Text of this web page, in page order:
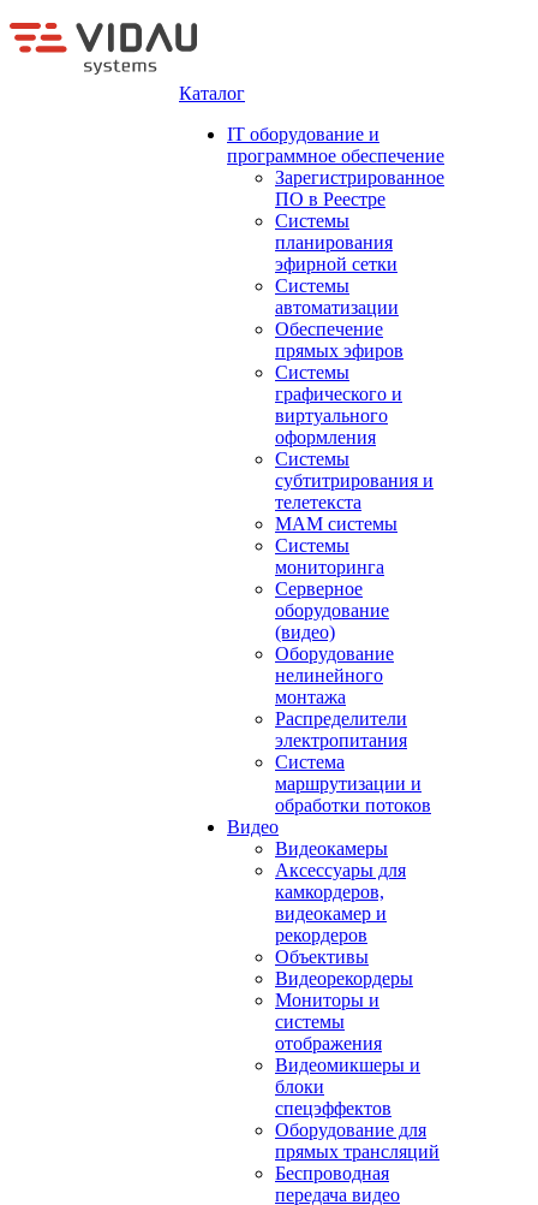
Каталог
IT оборудование и
программное обеспечение
Зарегистрированное
ПО в Реестре
Системы
планирования
эфирной сетки
Системы
автоматизации
Обеспечение
прямых эфиров
Системы
графического и
виртуального
оформления
Системы
субтитрирования и
телетекста
MAM системы
Системы
мониторинга
Серверное
оборудование
(видео)
Оборудование
нелинейного
монтажа
Распределители
электропитания
Система
маршрутизации и
обработки потоков
Видео
Видеокамеры
Аксессуары для
камкордеров,
видеокамер и
рекордеров
Объективы
Видеорекордеры
Мониторы и
системы
отображения
Видеомикшеры и
блоки
спецэффектов
Оборудование для
прямых трансляций
Беспроводная
передача видео